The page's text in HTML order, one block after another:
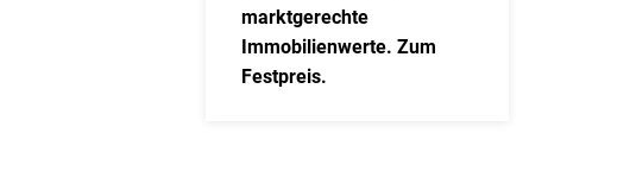
marktgerechte
Immobilienwerte. Zum
Festpreis.